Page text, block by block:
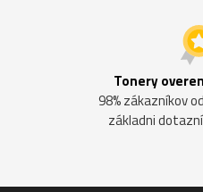
Tonery
98% zákazníkov
základni